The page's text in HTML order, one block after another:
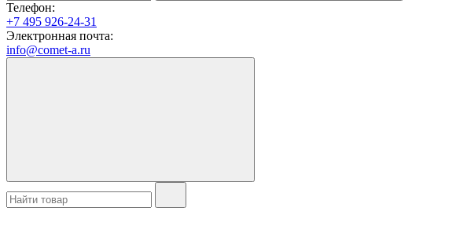
Телефон:
+7 495 926-24-31
Электронная почта:
info@comet-a.ru